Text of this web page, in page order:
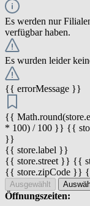
Es werden nur
verfügbar haben.
Es wurden leider
{{ errorMessage }}
{{
* 100) / 100 }} {{
}}
{{ store.label }}
{{ store.street }} {{
{{ store.zipCode }}
Ausgewählt
Öffnungszeiten: